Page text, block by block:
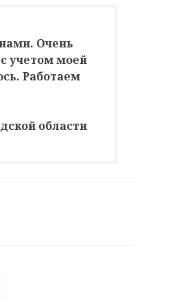
Очень
учетом моей
Работаем
области